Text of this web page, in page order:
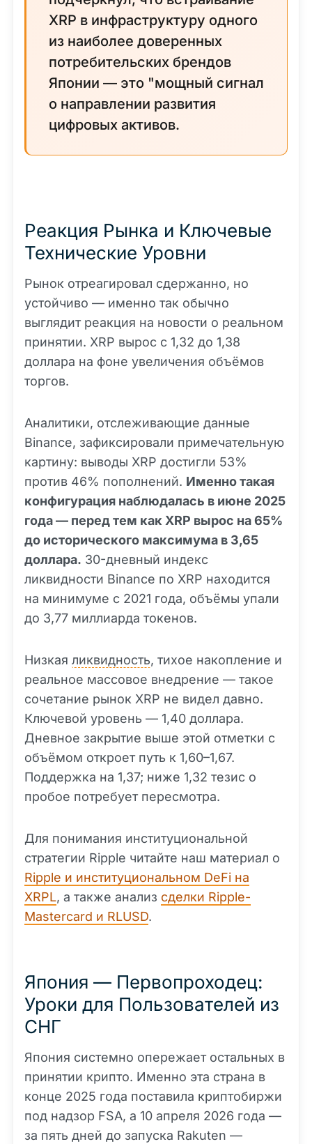
XRP в инфраструктуру одного
из наиболее доверенных
потребительских брендов
Японии — это "мощный сигнал
о направлении развития
цифровых активов.
Реакция Рынка и Ключевые
Технические Уровни
Рынок отреагировал сдержанно, но
устойчиво — именно так обычно
выглядит реакция на новости о реальном
принятии. XRP вырос с 1,32 до 1,38
доллара на фоне увеличения объёмов
торгов.
Аналитики, отслеживающие данные
Binance, зафиксировали примечательную
картину: выводы XRP достигли 53%
против 46% пополнений. Именно такая
конфигурация наблюдалась в июне 2025
года — перед тем как XRP вырос на 65%
до исторического максимума в 3,65
доллара. 30-дневный индекс
ликвидности Binance по XRP находится
на минимуме с 2021 года, объёмы упали
до 3,77 миллиарда токенов.
Низкая ликвидность, тихое накопление и
реальное массовое внедрение — такое
сочетание рынок XRP не видел давно.
Ключевой уровень — 1,40 доллара.
Дневное закрытие выше этой отметки с
объёмом откроет путь к 1,60–1,67.
Поддержка на 1,37; ниже 1,32 тезис о
пробое потребует пересмотра.
Для понимания институциональной
стратегии Ripple читайте наш материал о
Ripple и институциональном DeFi на
XRPL, а также анализ сделки Ripple-
Mastercard и RLUSD.
Япония — Первопроходец:
Уроки для Пользователей из
СНГ
Япония системно опережает остальных в
принятии крипто. Именно эта страна в
конце 2025 года поставила криптобиржи
под надзор FSA, а 10 апреля 2026 года —
за пять дней до запуска Rakuten —